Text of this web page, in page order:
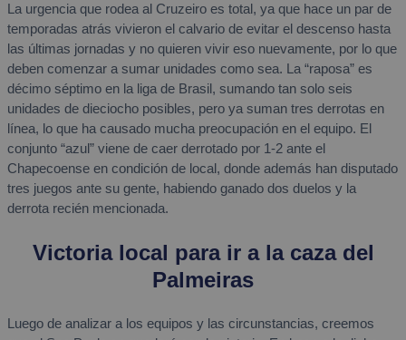
La urgencia que rodea al Cruzeiro es total, ya que hace un par de
temporadas atrás vivieron el calvario de evitar el descenso hasta
las últimas jornadas y no quieren vivir eso nuevamente, por lo que
deben comenzar a sumar unidades como sea. La “raposa” es
décimo séptimo en la liga de Brasil, sumando tan solo seis
unidades de dieciocho posibles, pero ya suman tres derrotas en
línea, lo que ha causado mucha preocupación en el equipo. El
conjunto “azul” viene de caer derrotado por 1-2 ante el
Chapecoense en condición de local, donde además han disputado
tres juegos ante su gente, habiendo ganado dos duelos y la
derrota recién mencionada.
Victoria local para ir a la caza del
Palmeiras
Luego de analizar a los equipos y las circunstancias, creemos